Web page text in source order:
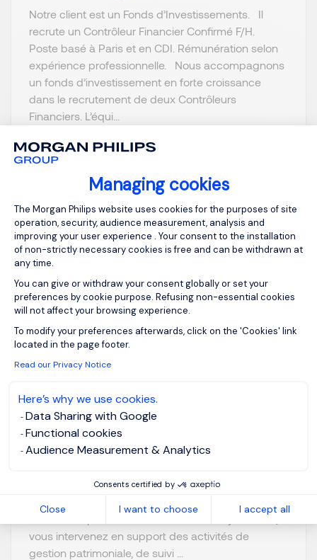
Managing cookies
Consent Management Platform:
The Morgan Philips website uses cookies for the purposes of site
operation, security, audience measurement, analysis and
improving your user experience . Your consent to the installation
of non-strictly necessary cookies is free and can be withdrawn at
any time.
You can give or withdraw your consent globally or set your
preferences by cookie purpose. Refusing non-essential cookies
will not affect your browsing experience.
To modify your preferences afterwards, click on the 'Cookies' link
located in the page footer.
Read our Privacy Notice
Here’s why we use cookies.
Data Sharing with Google
Functional cookies
Audience Measurement & Analytics
Consents certified by
Close I want to choose I accept all
Notre client est un Fonds d’Investissements. Il
recrute un Contrôleur Financier Confirmé F/H.
Poste basé à Paris et en CDI. Rémunération selon
expérience professionnelle. Nous accompagnons
un fonds d’investissement en forte croissance
dans le recrutement de deux Contrôleurs
Financiers. L’équi...
View job and apply
Assistant de Direction
Family Office F/H
Paris, Ile-de-
Permanent
Notre client est un Family Office indépendant de
développement, il recherche un Assistant de
Rattaché à plusieurs Directeurs et Family Officers,
vous intervenez en support des activités de
gestion patrimoniale, de suivi ...